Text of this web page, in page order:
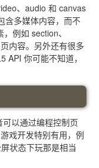
、audio 和 canvas
含多媒体内容，而不
例如 section、
内容。另外还有很多
API 你可能不知道，
以通过编程控制页
戏开发特别有用，例
状态下玩那是相当